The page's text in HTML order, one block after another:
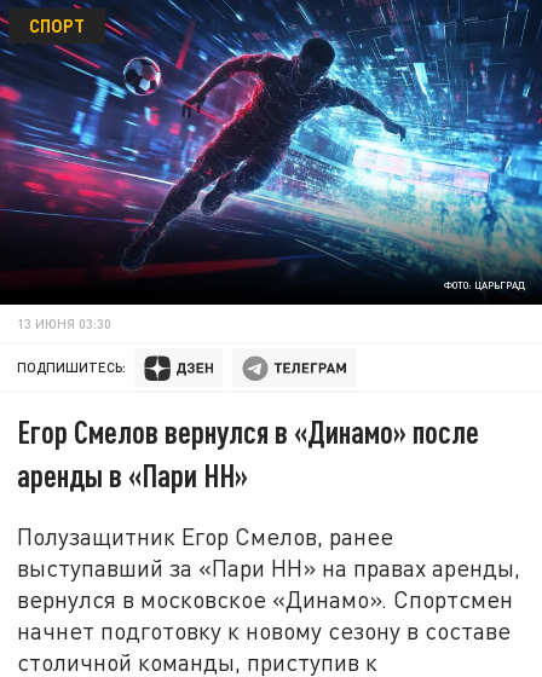
ФОТО: ЦАРЬГРАД
СПОРТ
13 ИЮНЯ 03:30
ПОДПИШИТЕСЬ:
Егор Смелов вернулся в «Динамо» после
аренды в «Пари НН»
Полузащитник Егор Смелов, ранее
выступавший за «Пари НН» на правах аренды,
вернулся в московское «Динамо». Спортсмен
начнет подготовку к новому сезону в составе
столичной команды, приступив к